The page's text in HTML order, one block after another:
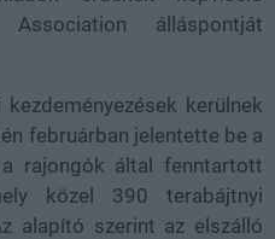
álláspontját
kerülnek
februárban jelentette be a
rajongók által fenntartott
közel 390 terabájtnyi
alapító szerint az elszálló